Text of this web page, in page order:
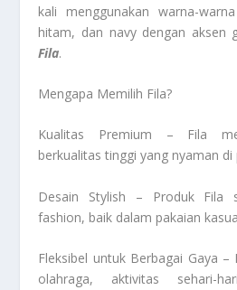
kali menggunakan warna-
hitam, dan navy dengan aksen
Fila.
Mengapa Memilih Fila?
Kualitas Premium – Fila
berkualitas tinggi yang nyaman
Desain Stylish – Produk Fila
fashion, baik dalam pakaian
Fleksibel untuk Berbagai Gaya
olahraga, aktivitas sehari-